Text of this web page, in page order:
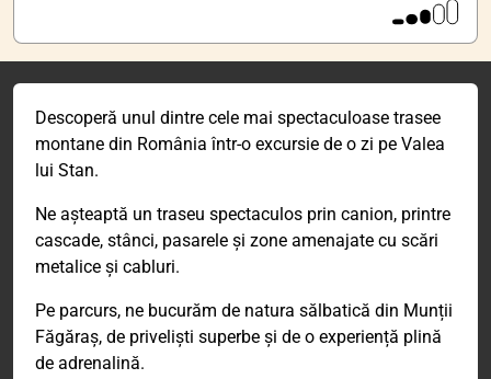
Descoperă unul dintre cele mai spectaculoase trasee
montane din România într-o excursie de o zi pe Valea
lui Stan.
Ne așteaptă un traseu spectaculos prin canion, printre
cascade, stânci, pasarele și zone amenajate cu scări
metalice și cabluri.
Pe parcurs, ne bucurăm de natura sălbatică din Munții
Făgăraș, de priveliști superbe și de o experiență plină
de adrenalină.